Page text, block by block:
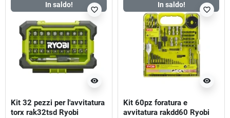
In saldo!
visibility
favorite_border
Kit 32 pezzi per l'avvitatura
torx rak32tsd Ryobi
In saldo!
visibility
favorite_border
Kit 60pz foratura e
avvitatura rakdd60 Ryobi